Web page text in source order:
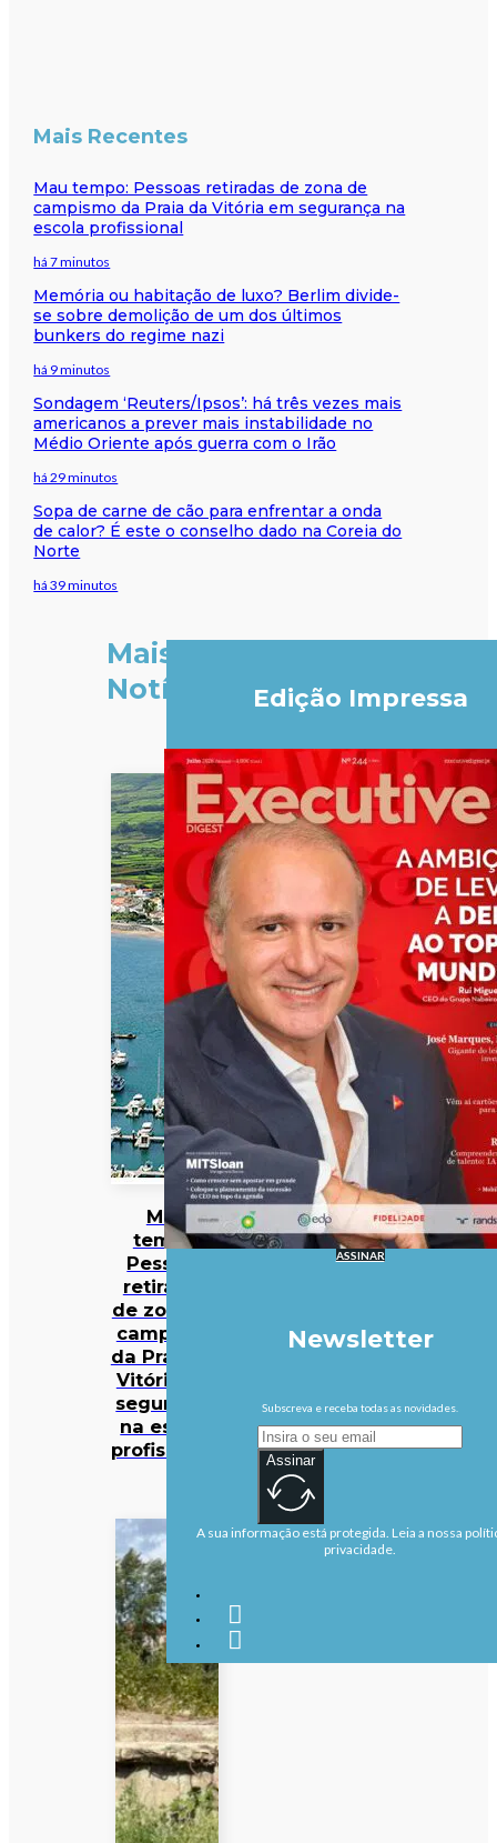
Mais Recentes
Mau tempo: Pessoas retiradas de zona de
campismo da Praia da Vitória em segurança na
escola profissional
há 7 minutos
Memória ou habitação de luxo? Berlim divide-
se sobre demolição de um dos últimos
bunkers do regime nazi
há 9 minutos
Sondagem ‘Reuters/Ipsos’: há três vezes mais
americanos a prever mais instabilidade no
Médio Oriente após guerra com o Irão
há 29 minutos
Sopa de carne de cão para enfrentar a onda
de calor? É este o conselho dado na Coreia do
Norte
há 39 minutos
Mais
Notícias
Mau
tempo:
Pessoas
retiradas
de zona de
campismo
da Praia da
Vitória em
segurança
na escola
profissional
Edição Impressa
ASSINAR
Newsletter
Subscreva e receba todas as novidades.
Assinar
A sua informação está protegida. Leia a nossa
privacidade.